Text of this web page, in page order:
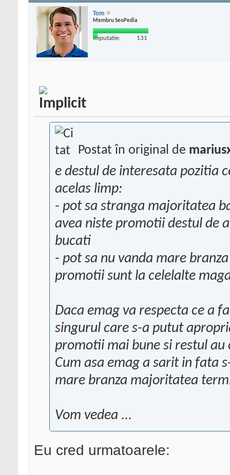
Tom
Membru SeoPedia
Reputatie: 131
Postat în original de
e destul de interesata pozitia
acelas limp:
- pot sa stranga majoritatea
avea niste promotii destul de
bucati
- pot sa nu vanda mare
promotii sunt la celelalte
Daca emag va respecta ce a
singurul care s-a putut
promotii mai bune si restul au
Cum asa emag a sarit in fata
mare branza majoritatea
Vom vedea ...
Eu cred urmatoarele: